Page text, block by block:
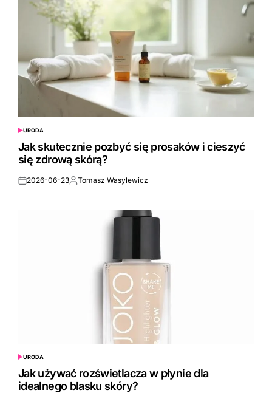
POSTED
IN
URODA
Jak skutecznie pozbyć się prosaków i cieszyć
się zdrową skórą?
Posted
2026-06-23Posted
Tomasz Wasylewicz
POSTED
IN
URODA
Jak używać rozświetlacza w płynie dla
idealnego blasku skóry?